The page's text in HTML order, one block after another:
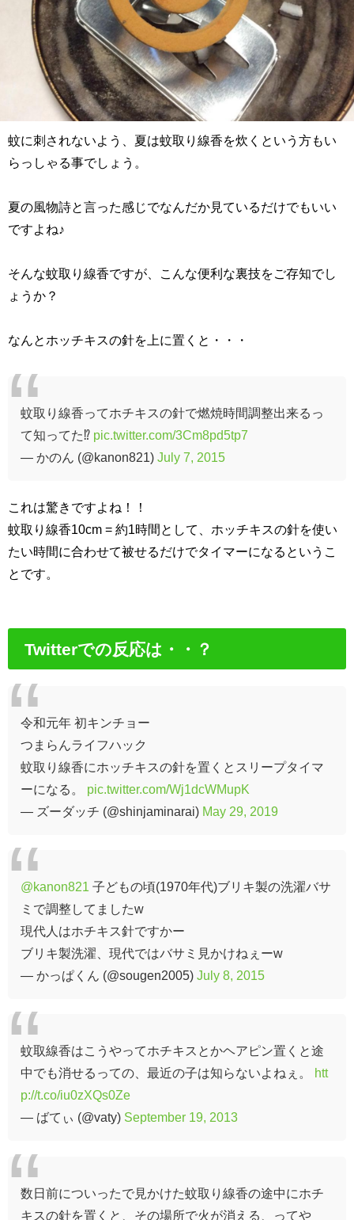
蚊に刺されないよう、夏は蚊取り線香を炊くという方もい
らっしゃる事でしょう。
夏の風物詩と言った感じでなんだか見ているだけでもいい
ですよね♪
そんな蚊取り線香ですが、こんな便利な裏技をご存知でし
ょうか？
なんとホッチキスの針を上に置くと・・・
蚊取り線香ってホチキスの針で燃焼時間調整出来るっ
て知ってた⁉︎ pic.twitter.com/3Cm8pd5tp7
— かのん (@kanon821) July 7, 2015
これは驚きですよね！！
蚊取り線香10cm = 約1時間として、ホッチキスの針を使い
たい時間に合わせて被せるだけでタイマーになるというこ
とです。
Twitterでの反応は・・？
令和元年 初キンチョー
つまらんライフハック
蚊取り線香にホッチキスの針を置くとスリープタイマ
ーになる。 pic.twitter.com/Wj1dcWMupK
— ズーダッチ (@shinjaminarai) May 29, 2019
@kanon821 子どもの頃(1970年代)ブリキ製の洗濯バサ
ミで調整してましたw
現代人はホチキス針ですかー
ブリキ製洗濯、現代ではバサミ見かけねぇーw
— かっぱくん (@sougen2005) July 8, 2015
蚊取線香はこうやってホチキスとかヘアピン置くと途
中でも消せるっての、最近の子は知らないよねぇ。
htt
p://t.co/iu0zXQs0Ze
— ばてぃ (@vaty) September 19, 2013
数日前についったで見かけた蚊取り線香の途中にホチ
キスの針を置くと、その場所で火が消える、ってや